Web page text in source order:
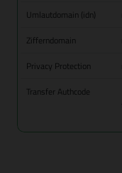
Umlautdomain (idn)
Zifferndomain
Privacy Protection
Transfer Authcode